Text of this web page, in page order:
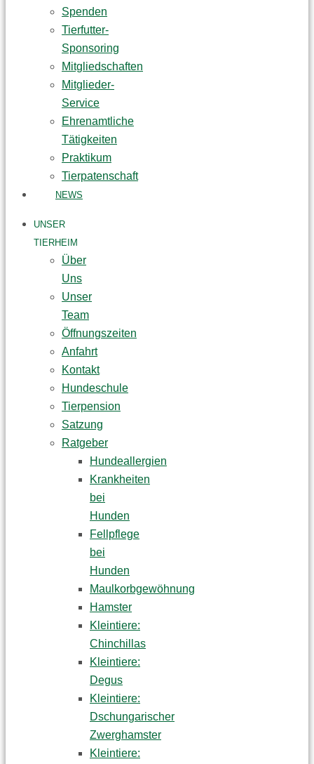
Spenden
Tierfutter-
Sponsoring
Mitgliedschaften
Mitglieder-
Service
Ehrenamtliche
Tätigkeiten
Praktikum
Tierpatenschaft
NEWS
UNSER
TIERHEIM
Über
Uns
Unser
Team
Öffnungszeiten
Anfahrt
Kontakt
Hundeschule
Tierpension
Satzung
Ratgeber
Hundeallergien
Krankheiten
bei
Hunden
Fellpflege
bei
Hunden
Maulkorbgewöhnung
Hamster
Kleintiere:
Chinchillas
Kleintiere:
Degus
Kleintiere:
Dschungarischer
Zwerghamster
Kleintiere: